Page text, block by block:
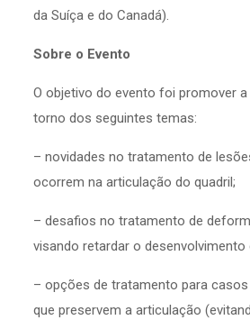
da Suíça e do Canadá).
Sobre o Evento
O objetivo do evento foi promover
torno dos seguintes temas:
– novidades no tratamento de
ocorrem na articulação do quadril;
– desafios no tratamento de
visando retardar o desenvolvimento
– opções de tratamento para
que preservem a articulação